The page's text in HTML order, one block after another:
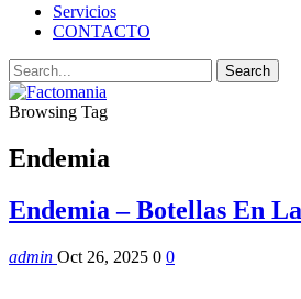
Servicios
CONTACTO
Browsing Tag
Endemia
Endemia – Botellas En
admin Oct 26, 2025 0 0